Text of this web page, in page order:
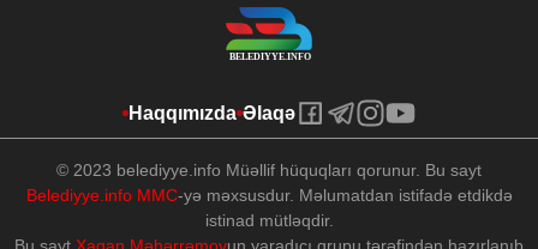
Haqqımızda Əlaqə
© 2023 belediyye.info Müəllif hüquqları qorunur. Bu sayt
Belediyye.info MMC-yə məxsusdur. Məlumatdan istifadə etdikdə
istinad mütləqdir.